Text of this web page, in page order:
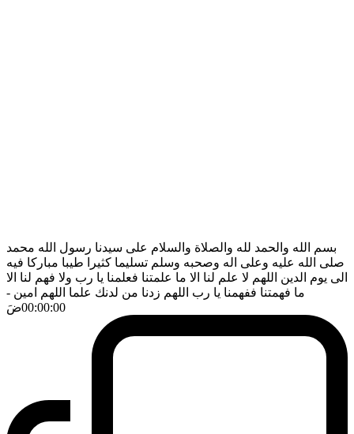
بسم الله والحمد لله والصلاة والسلام على سيدنا رسول الله محمد
صلى الله عليه وعلى اله وصحبه وسلم تسليما كثيرا طيبا مباركا فيه
الى يوم الدين اللهم لا علم لنا الا ما علمتنا فعلمنا يا رب ولا فهم لنا الا
ما فهمتنا ففهمنا يا رب اللهم زدنا من لدنك علما اللهم امين -
00:00:00ضَ